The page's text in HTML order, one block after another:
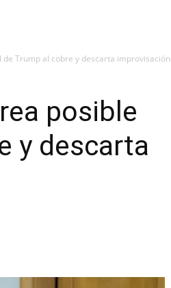
Trump al cobre y descarta improvisación
posible
y descarta